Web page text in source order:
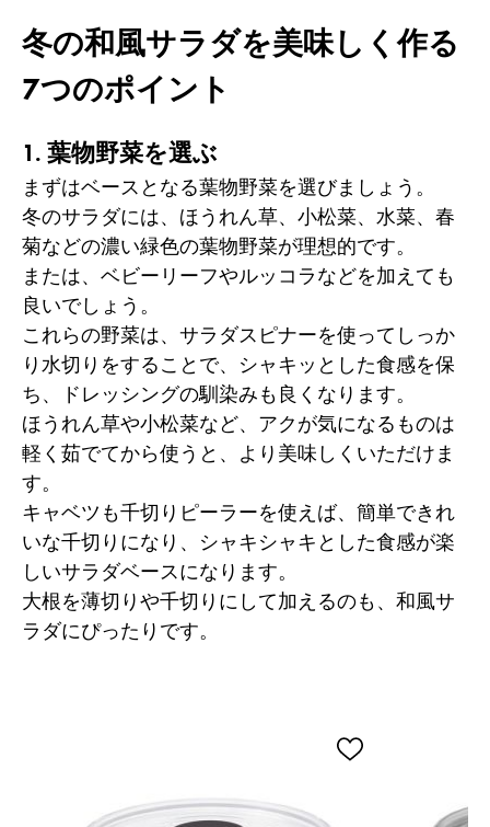
冬の和風サラダを美味しく作る
7つのポイント
1. 葉物野菜を選ぶ
まずはベースとなる葉物野菜を選びましょう。
冬のサラダには、ほうれん草、小松菜、水菜、春
菊などの濃い緑色の葉物野菜が理想的です。
または、ベビーリーフやルッコラなどを加えても
良いでしょう。
これらの野菜は、サラダスピナーを使ってしっか
り水切りをすることで、シャキッとした食感を保
ち、ドレッシングの馴染みも良くなります。
ほうれん草や小松菜など、アクが気になるものは
軽く茹でてから使うと、より美味しくいただけま
す。
キャベツも千切りピーラーを使えば、簡単できれ
いな千切りになり、シャキシャキとした食感が楽
しいサラダベースになります。
大根を薄切りや千切りにして加えるのも、和風サ
ラダにぴったりです。